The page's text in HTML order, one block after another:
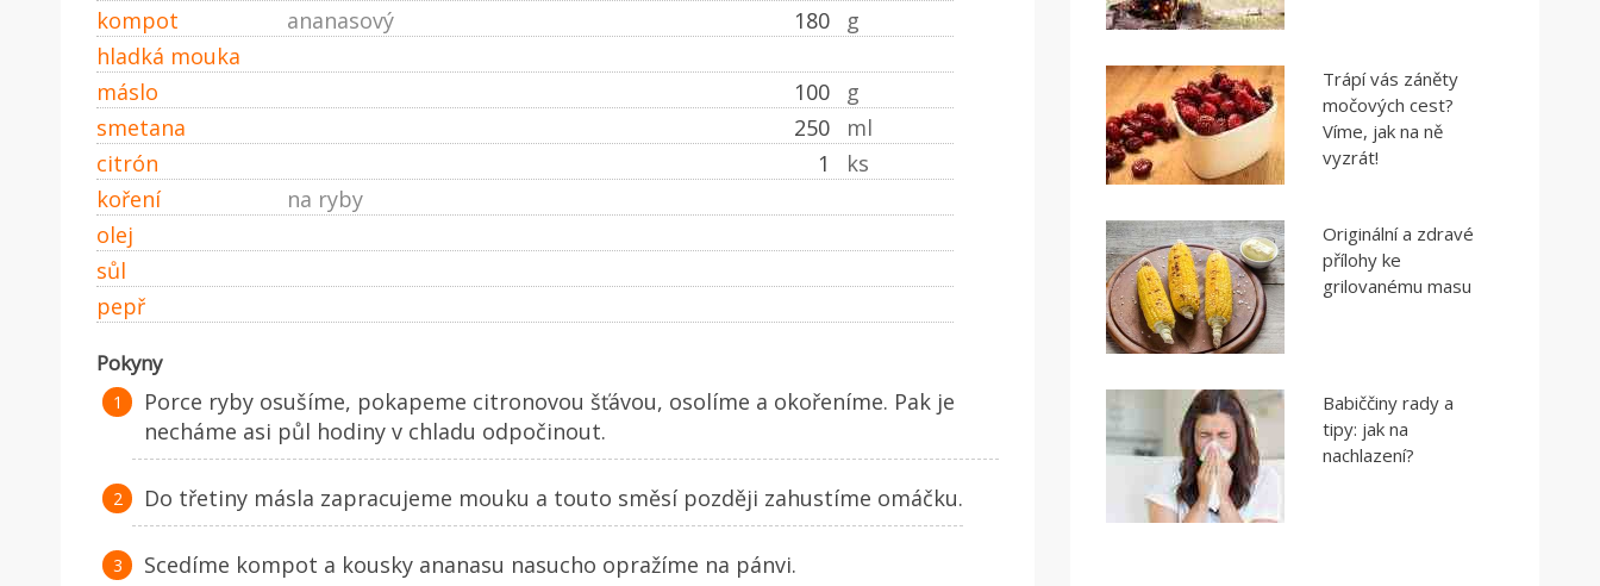
kompot
180 g
ananasový
hladká mouka
máslo
100
g
smetana
250
ml
citrón
1
ks
koření
na ryby
olej
sůl
pepř
Pokyny
Porce ryby osušíme, pokapeme citronovou šťávou, osolíme a okořeníme. Pak je
necháme asi půl hodiny v chladu odpočinout.
Do třetiny másla zapracujeme mouku a touto směsí později zahustíme omáčku.
Scedíme kompot a kousky ananasu nasucho opražíme na pánvi.
Trápí vás záněty
močových cest?
Víme, jak na ně
vyzrát!
Originální a zdravé
přílohy ke
grilovanému masu
Babiččiny rady a
tipy: jak na
nachlazení?